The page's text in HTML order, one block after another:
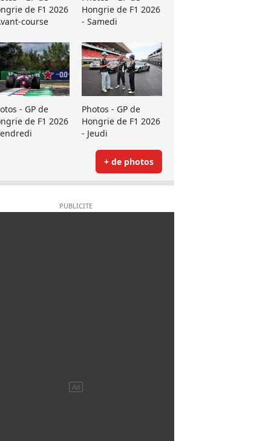
de F1 2026
course
Hongrie de F1 2026
- Samedi
- GP de
de F1 2026
Photos - GP de
Hongrie de F1 2026
- Jeudi
+ de photos